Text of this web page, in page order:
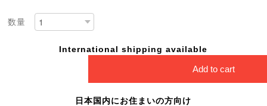
数量
International shipping available
Add to cart
日本国内にお住まいの方向け